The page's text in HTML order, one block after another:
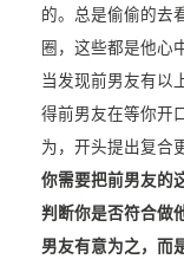
的。总是偷偷的去
圈，这些都是他心
当发现前男友有以
得前男友在等你开
为，开头提出复合
你需要把前男友的
判断你是否符合做
男友有意为之，而